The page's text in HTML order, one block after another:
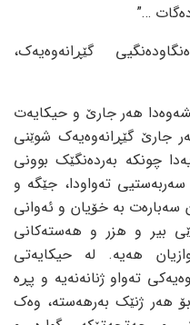
…”
گێڕانه‌وه‌یه‌ک،
هه‌ر جارێ و حیکایه‌ت
جارێ گێڕانه‌وه‌یه‌ک شوێنی
چونکه‌ به‌رده‌نگێک بوونی
سه‌ربه‌ستیی ته‌واودا، جێگه‌ و
سه‌باره‌ت به‌ خۆیان و ئه‌وانی
بیر و هزر و هه‌سته‌کانی
هه‌یه‌. له‌ حیکایه‌تی
ته‌واو ژنانه‌نه‌یه‌ و پڕه‌
بۆ هه‌ر ژنێک به‌رهه‌سته‌، وه‌ک